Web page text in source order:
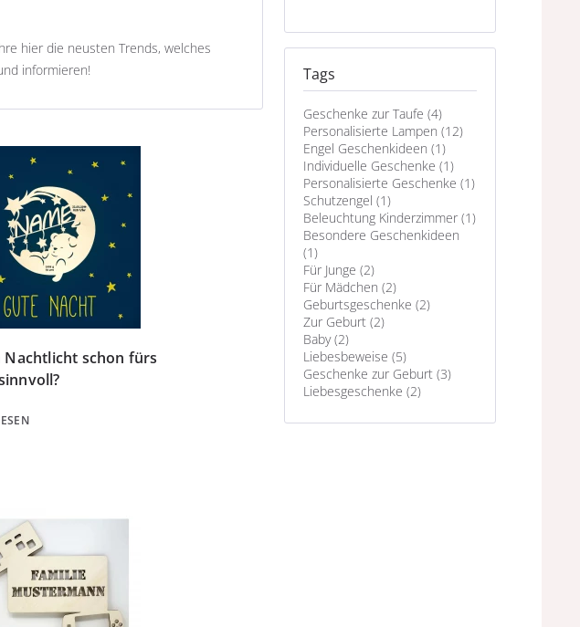
Tags
Geschenke zur Taufe (4)
Personalisierte Lampen (12)
Engel Geschenkideen (1)
Individuelle Geschenke (1)
Personalisierte Geschenke (1)
Schutzengel (1)
Beleuchtung Kinderzimmer (1)
Besondere Geschenkideen
(1)
Für Junge (2)
Für Mädchen (2)
Geburtsgeschenke (2)
Zur Geburt (2)
Baby (2)
Liebesbeweise (5)
Geschenke zur Geburt (3)
Liebesgeschenke (2)
hier die neusten Trends, welches
informieren!
Nachtlicht schon fürs